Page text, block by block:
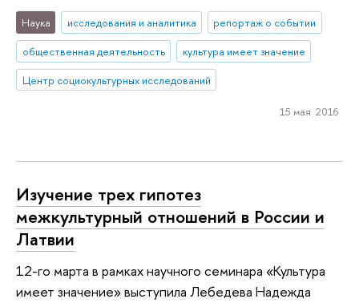
Наука исследования и аналитика
репортаж о событии
общественная деятельность
культура имеет значение
Центр социокультурных исследований
15 мая 2016
Изучение трех гипотез
межкультурный отношений в России и
Латвии
12-го марта в рамках научного семинара «Культура
имеет значение» выступила Лебедева Надежда